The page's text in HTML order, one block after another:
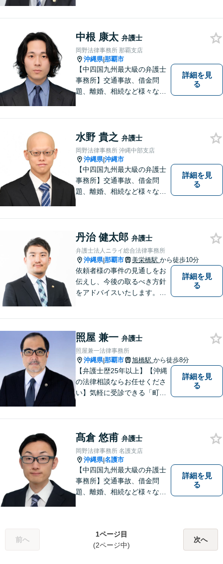
にご連絡ください！
中根 康太 弁護士
岡野法律事務所 那覇支店
沖縄県|那覇市
【中四国九州最大級の弁護士
事務所】交通事故、借金問
題、離婚、相続など様々な問
い！
詳細を見
る
水野 貴之 弁護士
岡野法律事務所 沖縄中部支店
沖縄県|沖縄市
【中四国九州最大級の弁護士
事務所】交通事故、借金問
題、離婚、相続など様々な問
い！
詳細を見
る
丹治 健太郎 弁護士
弁護士法人ニライ総合法律事務所
沖縄県|那覇市 美栄橋駅 から徒歩10分
依頼者様の事件の見通しをお
伝えし、今後の取るべき方針
をアドバイスいたします。徹
詳細を見
る
照屋 兼一 弁護士
照屋兼一法律事務所
沖縄県|那覇市 旭橋駅 から徒歩8分
【弁護士歴25年以上】【沖縄
の法律相談ならお任せくださ
い】気軽に受診できる「町医
かし、ひとりでも多く悩まれ
ている方を救います。ぜひご
相談ください。
詳細を見
る
髙倉 悠甫 弁護士
岡野法律事務所 名護支店
沖縄県|名護市
【中四国九州最大級の弁護士
事務所】交通事故、借金問
題、離婚、相続など様々な問
詳細を見
る
前へ
1ページ目
(2ページ中)
次へ